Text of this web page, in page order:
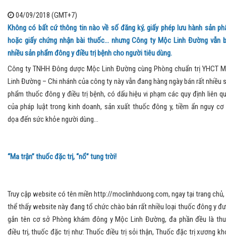
04/09/2018 (GMT+7)
Không có bất cứ thông tin nào về số đăng ký, giấy phép lưu hành sản
hoặc giấy chứng nhận bài thuốc... nhưng Công ty Mộc Linh Đường vẫn
nhiều sản phẩm đông y điều trị bệnh cho người tiêu dùng.
Công ty TNHH Đông dược Mộc Linh Đường cùng Phòng chuẩn trị YHCT
Linh Đường – Chi nhánh của công ty này vẫn đang hàng ngày bán rất nhiều
phẩm thuốc đông y điều trị bệnh, có dấu hiệu vi phạm các quy định liên
của pháp luật trong kinh doanh, sản xuất thuốc đông y, tiềm ẩn nguy cơ
dọa đến sức khỏe người dùng...
“Ma trận” thuốc đặc trị, “nổ” tung trời!
Truy cập website có tên miền http://moclinhduong.com, ngay tại trang
thể thấy website này đang tổ chức chào bán rất nhiều loại thuốc đông y
gắn tên cơ sở Phòng khám đông y Mộc Linh Đường, đa phần đều là
điều trị, thuốc đặc trị như: Thuốc điều trị sỏi thận, Thuốc đặc trị xương